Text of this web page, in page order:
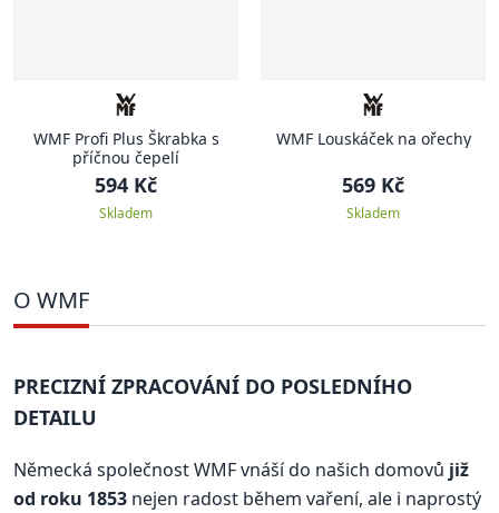
WMF Profi Plus Škrabka s
příčnou čepelí
594 Kč
Skladem
WMF Louskáček na ořechy
569 Kč
Skladem
O WMF
PRECIZNÍ ZPRACOVÁNÍ DO POSLEDNÍHO
DETAILU
Německá společnost WMF vnáší do našich domovů již
od roku 1853 nejen radost během vaření, ale i naprostý